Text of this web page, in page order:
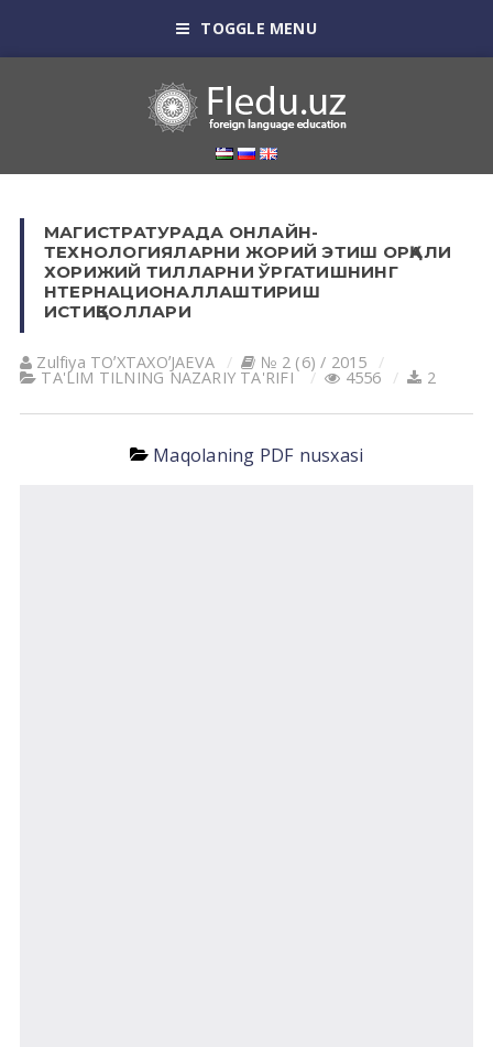
TOGGLE MENU
MАГИСТРАТУРАДА ОНЛАЙН-
ТЕХНОЛОГИЯЛАРНИ ЖОРИЙ ЭТИШ ОРҚАЛИ
ХОРИЖИЙ ТИЛЛАРНИ ЎРГАТИШНИНГ
НТЕРНАЦИОНАЛЛАШТИРИШ
ИСТИҚБОЛЛАРИ
Zulfiya TOʼXTАXOʼJАEVА № 2 (6) / 2015
TА'LIM TILNING NАZАRIY TА'RIFI 4556 2
Maqolaning PDF nusxasi